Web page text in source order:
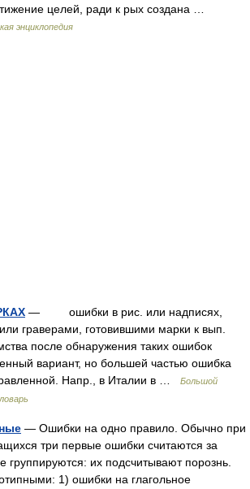
целей, ради к рых создана …
энциклопедия
— ошибки в рис. или надписях,
граверами, готовившими марки к вып.
после обнаружения таких ошибок
вариант, но большей частью ошибка
Напр., в Италии в …
Большой
— Ошибки на одно правило. Обычно при
три первые ошибки считаются за
группируются: их подсчитывают порознь.
1) ошибки на глагольное